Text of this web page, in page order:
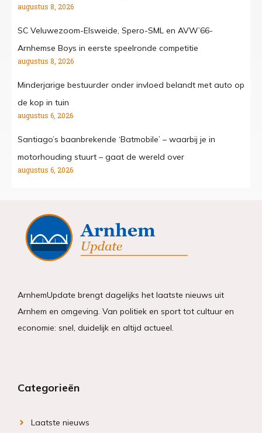
augustus 8, 2026
SC Veluwezoom-Elsweide, Spero-SML en AVW’66-
Arnhemse Boys in eerste speelronde competitie
augustus 8, 2026
Minderjarige bestuurder onder invloed belandt met auto op
de kop in tuin
augustus 6, 2026
Santiago’s baanbrekende ‘Batmobile’ – waarbij je in
motorhouding stuurt – gaat de wereld over
augustus 6, 2026
ArnhemUpdate brengt dagelijks het laatste nieuws uit
Arnhem en omgeving. Van politiek en sport tot cultuur en
economie: snel, duidelijk en altijd actueel.
Categorieën
Laatste nieuws